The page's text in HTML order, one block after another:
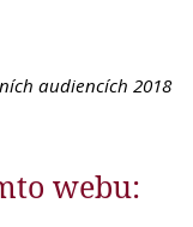
audiencích 2018
webu: